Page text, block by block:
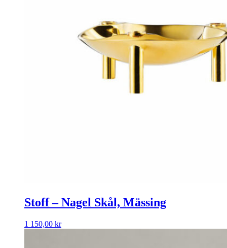
Stoff – Nagel Skål, Mässing
1 150,00 kr